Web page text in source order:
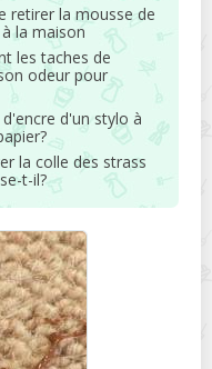
retirer la mousse de
la maison
les taches de
odeur pour
d'un stylo à
la colle des strass
t-il?